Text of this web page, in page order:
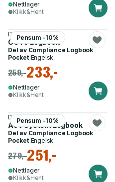
Nettlager
Klikk&Hent
Pensum -10%
Docs-Store
CCTV Logbook
Del av Compliance Logbook
Pocket| Engelsk
259,-233,-
Nettlager
Klikk&Hent
Pensum -10%
Docs-Store
AOV System Logbook
Del av Compliance Logbook
Pocket| Engelsk
279,-251,-
Nettlager
Klikk&Hent